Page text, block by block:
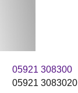
05921 308300
05921 3083020